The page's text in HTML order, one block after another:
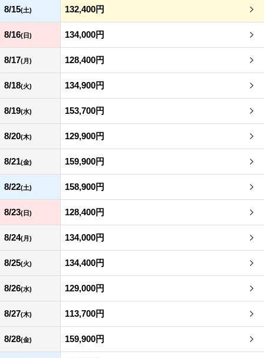
8/15(土) 132,400円
8/16(日) 134,000円
8/17(月) 128,400円
8/18(火) 134,900円
8/19(水) 153,700円
8/20(木) 129,900円
8/21(金) 159,900円
8/22(土) 158,900円
8/23(日) 128,400円
8/24(月) 134,000円
8/25(火) 134,400円
8/26(水) 129,000円
8/27(木) 113,700円
8/28(金) 159,900円